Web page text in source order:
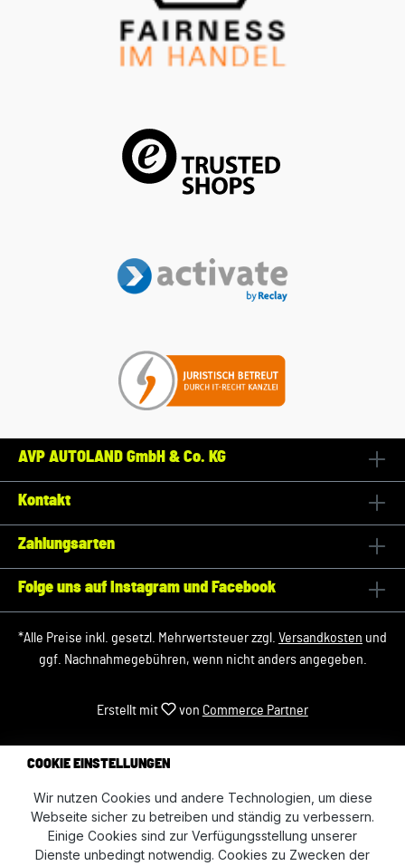
AVP AUTOLAND GmbH & Co. KG
Kontakt
Zahlungsarten
Folge uns auf Instagram und Facebook
*Alle Preise inkl. gesetzl. Mehrwertsteuer zzgl. Versandkosten und
ggf. Nachnahmegebühren, wenn nicht anders angegeben.
Erstellt mit von Commerce Partner
COOKIE EINSTELLUNGEN
Wir nutzen Cookies und andere Technologien, um diese
Webseite sicher zu betreiben und ständig zu verbessern.
Einige Cookies sind zur Verfügungsstellung unserer
Dienste unbedingt notwendig. Cookies zu Zwecken der